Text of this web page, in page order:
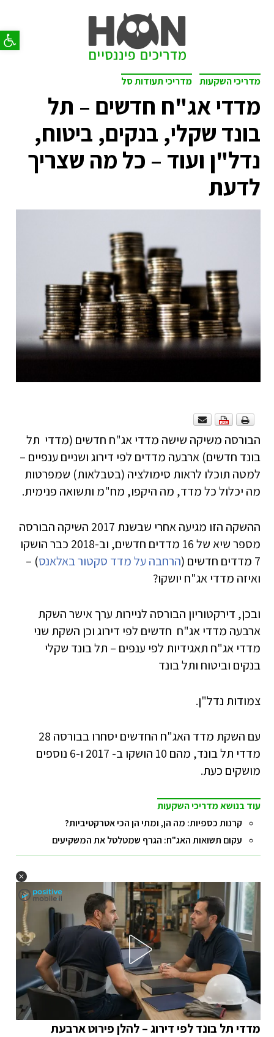
פתח
מדריכי השקעות מדריכי תעודות סל
מדדי אג"ח חדשים – תל
בונד שקלי, בנקים, ביטוח,
נדל"ן ועוד – כל מה שצריך
לדעת
הבורסה משיקה שישה מדדי אג"ח חדשים (מדדי תל
בונד חדשים) ארבעה מדדים לפי דירוג ושניים ענפיים –
למטה תוכלו לראות סימולציה (בטבלאות) שמפרטות
מה יכלול כל מדד, מה היקפו, מח"מ ותשואה פנימית.
ההשקה הזו מגיעה אחרי שבשנת 2017 השיקה הבורסה
מספר שיא של 16 מדדים חדשים, וב-2018 כבר הושקו
7 מדדים חדשים (
הרחבה על מדד סקטור באלאנס) –
ואיזה מדדי אג"ח יושקו?
ובכן, דירקטוריון הבורסה לניירות ערך אישר השקת
ארבעה מדדי אג"ח חדשים לפי דירוג וכן השקת שני
מדדי אג"ח תאגידיות לפי ענפים – תל בונד שקלי
בנקים וביטוח ותל בונד
צמודות נדל"ן.
עם השקת מדד האג"ח החדשים יסחרו בבורסה 28
מדדי תל בונד, מהם 10 הושקו ב- 2017 ו-6 נוספים
מושקים כעת.
עוד בנושא מדריכי השקעות
קרנות כספיות: מה הן, ומתי הן הכי אטרקטיביות?
עקום תשואות האג"ח: הגרף שמטלטל את המשקיעים
מדדי תל בונד לפי דירוג – להלן פירוט ארבעת